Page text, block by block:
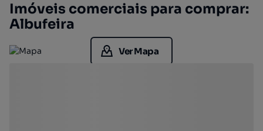
Imóveis comerciais para comprar:
Albufeira
Ver Mapa